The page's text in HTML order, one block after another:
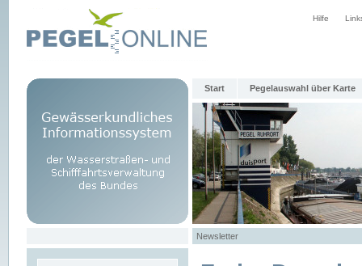
Hilfe
Start Pegelauswahl über Karte
Newsletter